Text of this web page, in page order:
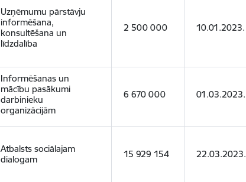
Uzņēmumu pārstāvju
informēšana,
konsultēšana un
līdzdalība
2 500 000 10.01.2023.
Informēšanas un
mācību pasākumi
darbinieku
organizācijām
6 670 000 01.03.2023.
Atbalsts sociālajam
dialogam
15 929 154 22.03.2023.